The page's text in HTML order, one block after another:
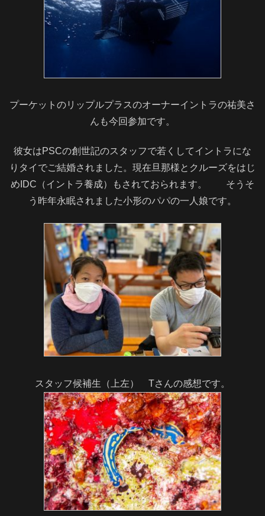
プーケットのリップルプラスのオーナーイントラの祐美さ
んも今回参加です。
彼女はPSCの創世記のスタッフで若くしてイントラにな
りタイでご結婚されました。現在旦那様とクルーズをはじ
めIDC（イントラ養成）もされておられます。 そうそ
う昨年永眠されました小形のパパの一人娘です。
スタッフ候補生（上左） Tさんの感想です。